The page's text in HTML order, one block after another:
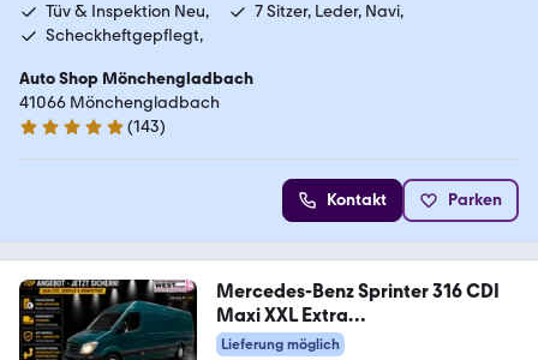
Tüv & Inspektion Neu,
7 Sitzer, Leder, Navi,
Scheckheftgepflegt,
Auto Shop Mönchengladbach
41066 Mönchengladbach
4.9 Sterne
(143)
Kontakt Parken
Mercedes-Benz Sprinter 316 CDI
Maxi XXL Extra
Lang+Hoch*1.Hand
Lieferung möglich